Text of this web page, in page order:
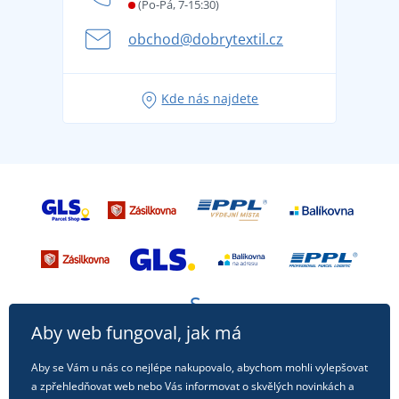
se na dovolenou bez starostí
Tipy na svěží outfity pro pohodové léto
(Po-Pá, 7-15:30)
obchod@dobrytextil.cz
Kde nás najdete
Aby web fungoval, jak má
Aby se Vám u nás co nejlépe nakupovalo, abychom mohli vylepšovat
a zpřehledňovat web nebo Vás informovat o skvělých novinkách a